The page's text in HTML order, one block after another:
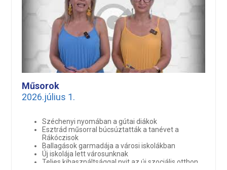
Műsorok
2026.július 1.
Széchenyi nyomában a gútai diákok
Esztrád műsorral búcsúztatták a tanévet a
Rákóczisok
Ballagások garmadája a városi iskolákban
Új iskolája lett városunknak
Teljes kihasználtsággal nyit az új szociális otthon